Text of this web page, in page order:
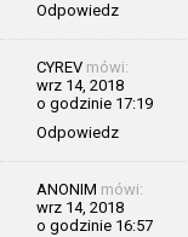
Odpowiedz
CYREV mówi:
wrz 14, 2018
o godzinie 17:19
Odpowiedz
ANONIM mówi:
wrz 14, 2018
o godzinie 16:57